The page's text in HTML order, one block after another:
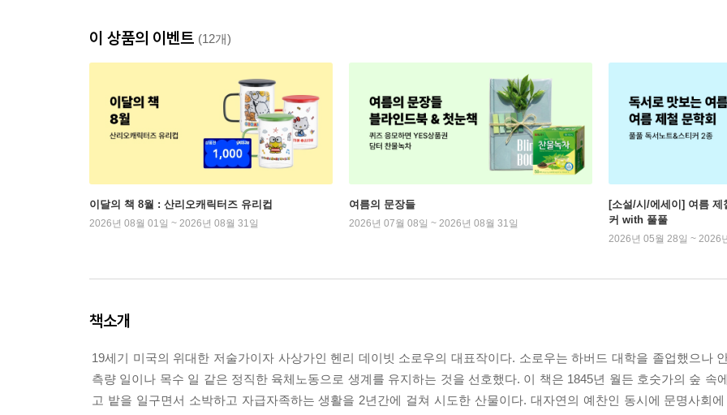
이 상품의 이벤트 (12개)
이달의 책 8월 : 산리오캐릭터즈 유리컵
2026년 08월 01일 ~ 2026년 08월 31일
여름의 문장들
2026년 07월 08일 ~ 2026년 08월 31일
[소설/시/에세이] 여름
커 with 풀풀
2026년 05월 28일 ~ 2026
책소개
19세기 미국의 위대한 저술가이자 사상가인 헨리 데이빗 소로우의 대표작이다. 소로우는 하버드 대학을 졸업했으나
측량 일이나 목수 일 같은 정직한 육체노동으로 생계를 유지하는 것을 선호했다. 이 책은 1845년 월든 호숫가의 숲 속
고 밭을 일구면서 소박하고 자급자족하는 생활을 2년간에 걸쳐 시도한 산물이다. 대자연의 예찬인 동시에 문명사회